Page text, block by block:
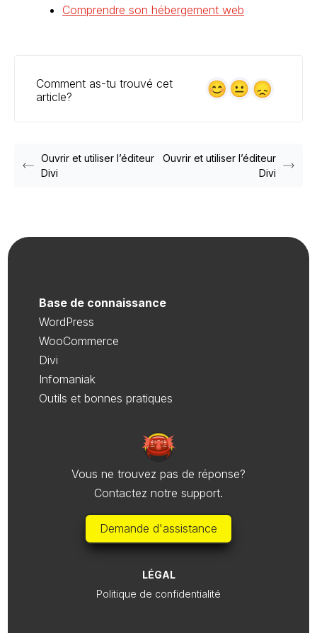
Comprendre son hébergement web
Comment as-tu trouvé cet
article?
Ouvrir et utiliser l’éditeur
Divi
Ouvrir et utiliser l’éditeur
Divi
Base de connaissance
WordPress
WooCommerce
Divi
Infomaniak
Outils et bonnes pratiques
Vous ne trouvez pas de réponse?
Contactez notre support.
Demande d'assistance
LÉGAL
Politique de confidentialité